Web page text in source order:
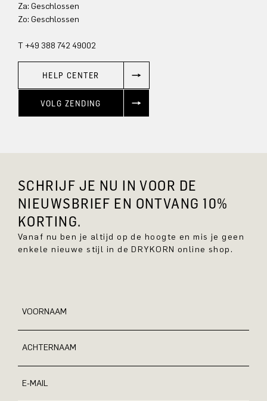
Za: Geschlossen
Zo: Geschlossen
T +49 388 742 49002
HELP CENTER
VOLG ZENDING
SCHRIJF JE NU IN VOOR DE
NIEUWSBRIEF EN ONTVANG 10%
KORTING.
Vanaf nu ben je altijd op de hoogte en mis je geen
enkele nieuwe stijl in de DRYKORN online shop.
VOORNAAM
ACHTERNAAM
E-MAIL